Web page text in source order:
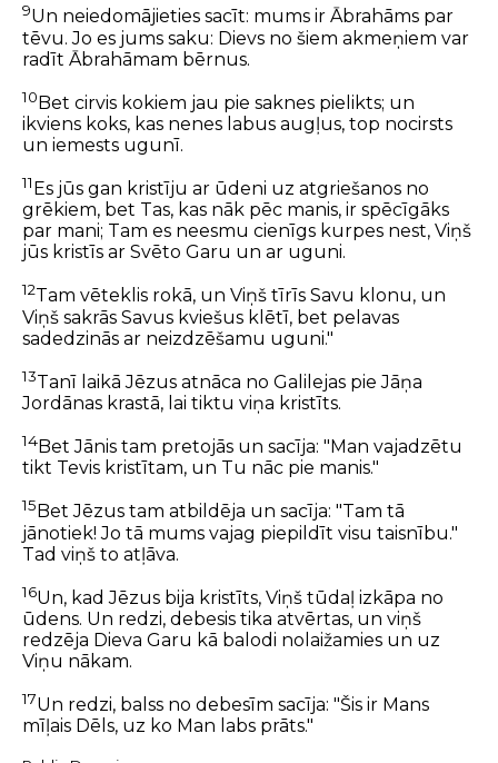
9Un neiedomājieties sacīt: mums ir Ābrahāms par
tēvu. Jo es jums saku: Dievs no šiem akmeņiem var
radīt Ābrahāmam bērnus.
10Bet cirvis kokiem jau pie saknes pielikts; un
ikviens koks, kas nenes labus augļus, top nocirsts
un iemests ugunī.
11 Es jūs gan kristīju ar ūdeni uz atgriešanos no
grēkiem, bet Tas, kas nāk pēc manis, ir spēcīgāks
par mani; Tam es neesmu cienīgs kurpes nest, Viņš
jūs kristīs ar Svēto Garu un ar uguni.
12Tam vēteklis rokā, un Viņš tīrīs Savu klonu, un
Viņš sakrās Savus kviešus klētī, bet pelavas
sadedzinās ar neizdzēšamu uguni."
13Tanī laikā Jēzus atnāca no Galilejas pie Jāņa
Jordānas krastā, lai tiktu viņa kristīts.
14Bet Jānis tam pretojās un sacīja: "Man vajadzētu
tikt Tevis kristītam, un Tu nāc pie manis."
15 Bet Jēzus tam atbildēja un sacīja: "Tam tā
jānotiek! Jo tā mums vajag piepildīt visu taisnību."
Tad viņš to atļāva.
16Un, kad Jēzus bija kristīts, Viņš tūdaļ izkāpa no
ūdens. Un redzi, debesis tika atvērtas, un viņš
redzēja Dieva Garu kā balodi nolaižamies un uz
Viņu nākam.
17Un redzi, balss no debesīm sacīja: "Šis ir Mans
mīļais Dēls, uz ko Man labs prāts."